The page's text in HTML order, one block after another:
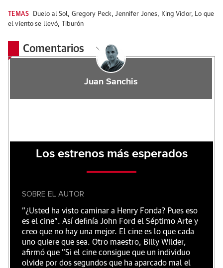
TEMAS Duelo al Sol, Gregory Peck,Jennifer Jones, King Vidor, Lo que
el viento se llevó, Tiburón
Comentarios
Juan Sanchis
Los estrenos más esperados
SOBRE EL AUTOR
"¿Usted ha visto caminar a Henry Fonda? Pues eso
es el cine”. Así definía John Ford el Séptimo Arte y
creo que no hay una mejor. El cine es lo que cada
uno quiere que sea. Otro maestro, Billy Wilder,
afirmó que "Si el cine consigue que un individuo
olvide por dos segundos que ha aparcado mal el